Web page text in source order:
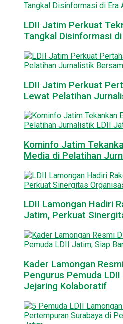
LDII Jatim Perkuat
Tangkal Disinformasi di
LDII Jatim Perkuat
Lewat Pelatihan
Kominfo Jatim
Media di Pelatihan
LDII Lamongan Hadiri
Jatim, Perkuat
Kader Lamongan
Pengurus Pemuda
Jejaring Kolaboratif